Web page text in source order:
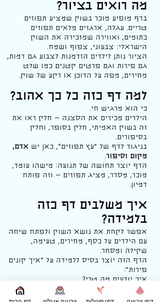
מה רואים בציור?
בדף מופיע מוכר בשוק שמציע תפוזים
טריים. עגלה, ארגזים מלאים תפוזים
כתומים, ואווירה שמזכירה את השוק
הישראלי: צבעוני, צפוף ושמח.
הציור נותן לילדים הזדמנות לצבוע גם דמות,
גם פירות וגם פרטים קטנים כמו שלט
מחירים, מפה על הדוכן או רקע של שוק.
למה דף כזה כל כך אהוב?
כי הוא מרגיש חי.
הילדים מכירים את הסצנה — חלק ראו את
זה בשוק האמיתי, חלק בסופר, וחלק
בסיפורים.
בניגוד לדף של “עץ תפוזים”, כאן יש אדם,
מקום וסיפור.
הדף יוצר תחושה של תנועה: מישהו עומד,
מוכר, מסדר, מציג תפוזים — וזה פותח
דמיון.
איך משלבים דף כזה
בלמידה?
אפשר לקחת את נושא השוק ולפתח שיחה
עם הילדים על כסף, מחירים, טעימה,
שקילה ומסחר.
הדף הזה יוצר בסיס ללמידה על “איך קונים
פירות”:
איך יודעים מה טרי?
למה חלק מהתפוזים גדולים וחלק קטנים?
מה זה “קילו”?